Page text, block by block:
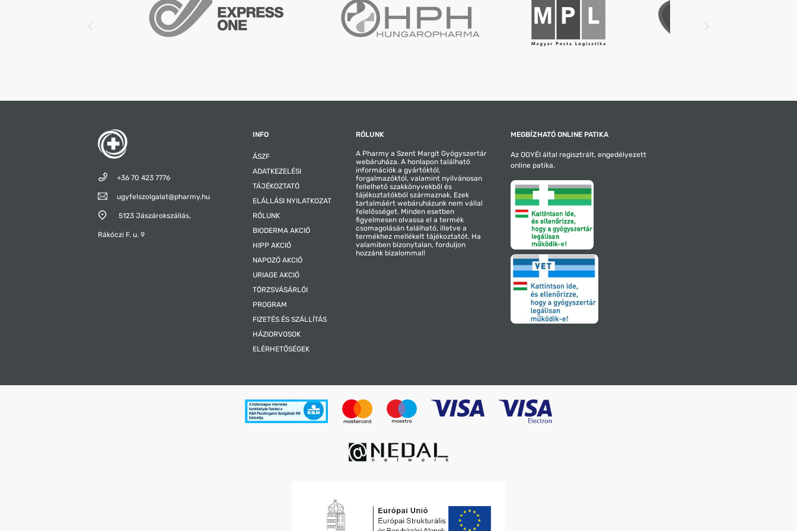
+36 70 423 7776
ugyfelszolgalat@pharmy.hu
5123 Jászárokszállás,
Rákóczi F. u. 9
INFO
ÁSZF
ADATKEZELÉSI
TÁJÉKOZTATÓ
ELÁLLÁSI NYILATKOZAT
RÓLUNK
BIODERMA AKCIÓ
HIPP AKCIÓ
NAPOZÓ AKCIÓ
URIAGE AKCIÓ
TÖRZSVÁSÁRLÓI
PROGRAM
FIZETÉS ÉS SZÁLLÍTÁS
HÁZIORVOSOK
ELÉRHETŐSÉGEK
RÓLUNK
A Pharmy a Szent Margit Gyógyszertár
webáruháza. A honlapon található
információk a gyártóktól,
forgalmazóktól, valamint nyilvánosan
fellelhető szakkönyvekből és
tájékoztatókból származnak. Ezek
tartalmáért webáruházunk nem vállal
felelősséget. Minden esetben
figyelmesen olvassa el a termék
csomagolásán található, illetve a
termékhez mellékelt tájékoztatót. Ha
valamiben bizonytalan, forduljon
hozzánk bizalommal!
MEGBÍZHATÓ ONLINE PATIKA
Az OGYÉI által regisztrált, engedélyezett
online patika.